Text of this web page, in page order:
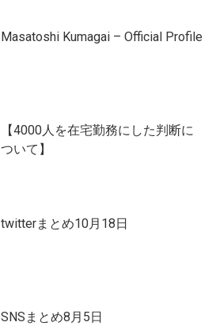
Masatoshi Kumagai – Official Profile
【4000人を在宅勤務にした判断に
ついて】
twitterまとめ10月18日
SNSまとめ8月5日